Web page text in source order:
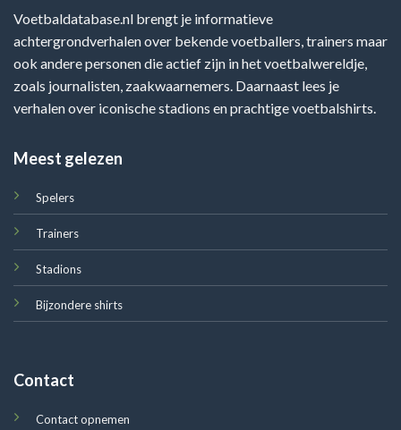
Voetbaldatabase.nl brengt je informatieve
achtergrondverhalen over bekende voetballers, trainers maar
ook andere personen die actief zijn in het voetbalwereldje,
zoals journalisten, zaakwaarnemers. Daarnaast lees je
verhalen over iconische stadions en prachtige voetbalshirts.
Meest gelezen
Spelers
Trainers
Stadions
Bijzondere shirts
Contact
Contact opnemen